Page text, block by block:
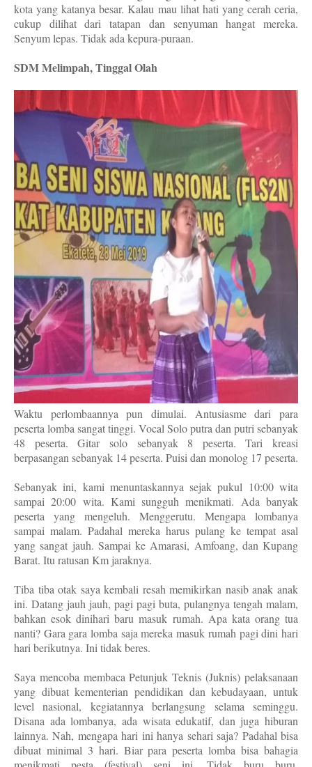
kota yang katanya besar. Kalau mau lihat hati yang cerah ceria,
cukup dilihat dari tatapan dan senyuman hangat mereka.
Senyum lepas. Tidak ada kepura-puraan.
SDM Melimpah, Tinggal Olah
Waktu perlombaannya pun dimulai. Antusiasme dari para
peserta lomba sangat tinggi. Vocal Solo putra dan putri sebanyak
48 peserta. Gitar solo sebanyak 8 peserta. Tari kreasi
berpasangan sebanyak 14 peserta. Puisi dan monolog 17 peserta.
Sebanyak ini, kami menuntaskannya sejak pukul 10:00 wita
sampai 20:00 wita. Kami sungguh menikmati. Ada banyak
peserta yang mengeluh. Menggerutu. Mengapa lombanya
sampai malam. Padahal mereka harus pulang ke tempat asal
yang sangat jauh. Sampai ke Amarasi, Amfoang, dan Kupang
Barat. Itu ratusan Km jaraknya.
Tiba tiba otak saya kembali resah memikirkan nasib anak anak
ini. Datang jauh jauh, pagi pagi buta, pulangnya tengah malam,
bahkan esok dinihari baru masuk rumah. Apa kata orang tua
nanti? Gara gara lomba saja mereka masuk rumah pagi dini hari
hari berikutnya. Ini tidak beres.
Saya mencoba membaca Petunjuk Teknis (Juknis) pelaksanaan
yang dibuat kementerian pendidikan dan kebudayaan, untuk
level nasional, kegiatannya berlangsung selama seminggu.
Disana ada lombanya, ada wisata edukatif, dan juga hiburan
lainnya. Nah, mengapa hari ini hanya sehari saja? Padahal bisa
dibuat minimal 3 hari. Biar para peserta lomba bisa bahagia